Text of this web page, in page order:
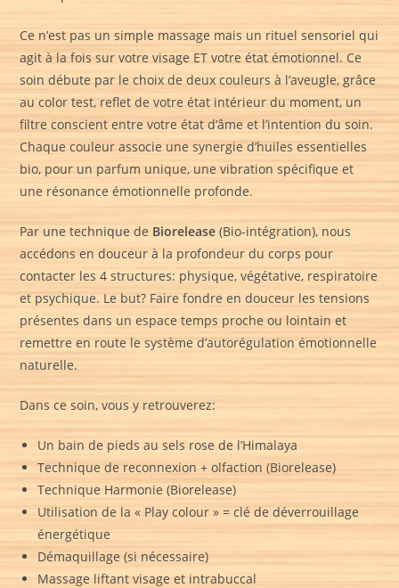
Ce n’est pas un simple massage mais un rituel sensoriel qui
agit à la fois sur votre visage ET votre état émotionnel. Ce
soin débute par le choix de deux couleurs à l’aveugle, grâce
au color test, reflet de votre état intérieur du moment, un
filtre conscient entre votre état d’âme et l’intention du soin.
Chaque couleur associe une synergie d’huiles essentielles
bio, pour un parfum unique, une vibration spécifique et
une résonance émotionnelle profonde.
Par une technique de Biorelease(Bio-intégration), nous
accédons en douceur à la profondeur du corps pour
contacter les 4 structures: physique, végétative, respiratoire
et psychique. Le but? Faire fondre en douceur les tensions
présentes dans un espace temps proche ou lointain et
remettre en route le système d’autorégulation émotionnelle
naturelle.
Dans ce soin, vous y retrouverez:
Un bain de pieds au sels rose de l’Himalaya
Technique de reconnexion + olfaction (Biorelease)
Technique Harmonie (Biorelease)
Utilisation de la « Play colour » = clé de déverrouillage
énergétique
Démaquillage (si nécessaire)
Massage liftant visage et intrabuccal